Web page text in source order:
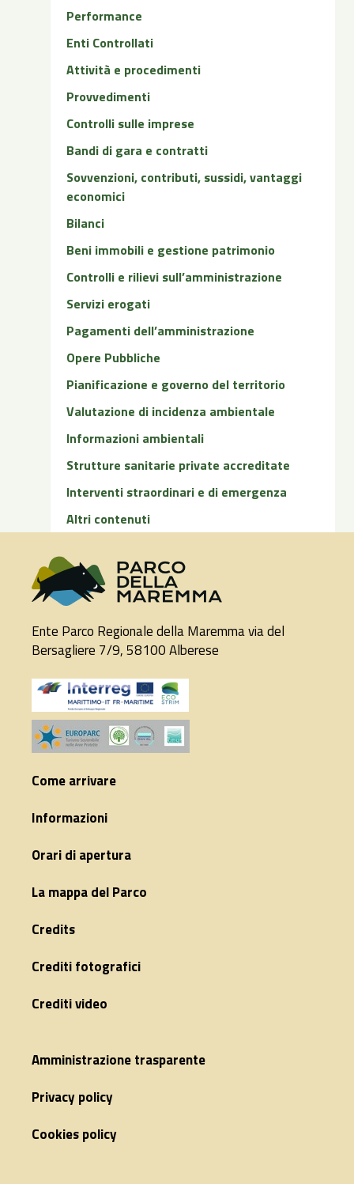
Performance
Enti Controllati
Attività e procedimenti
Provvedimenti
Controlli sulle imprese
Bandi di gara e contratti
Sovvenzioni, contributi, sussidi, vantaggi
economici
Bilanci
Beni immobili e gestione patrimonio
Controlli e rilievi sull’amministrazione
Servizi erogati
Pagamenti dell’amministrazione
Opere Pubbliche
Pianificazione e governo del territorio
Valutazione di incidenza ambientale
Informazioni ambientali
Strutture sanitarie private accreditate
Interventi straordinari e di emergenza
Altri contenuti
Ente Parco Regionale della Maremma via del
Bersagliere 7/9, 58100 Alberese
Come arrivare
Informazioni
Orari di apertura
La mappa del Parco
Credits
Crediti fotografici
Crediti video
Amministrazione trasparente
Privacy policy
Cookies policy